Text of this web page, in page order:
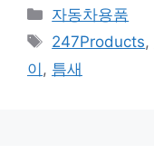
카
테
리
자동차용품
태
그
247Products,
이 , 틈새